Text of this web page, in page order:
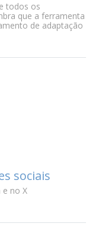
todos os
que a ferramenta
de adaptação
sociais
e no X